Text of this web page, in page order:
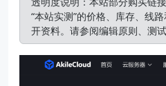
“本站实测”的价格、库存、线
开资料。请参阅编辑原则、 测